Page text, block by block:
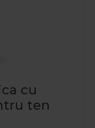
cu
ten